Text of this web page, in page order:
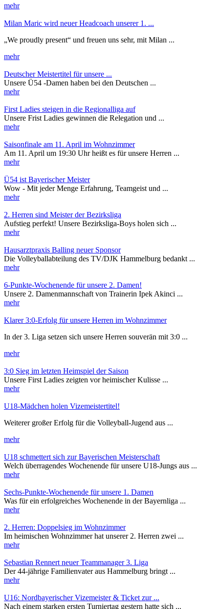
mehr
Milan Maric wird neuer Headcoach unserer 1. ...
„We proudly present“ und freuen uns sehr, mit Milan ...
mehr
Deutscher Meistertitel für unsere ...
Unsere Ü54 -Damen haben bei den Deutschen ...
mehr
First Ladies steigen in die Regionalliga auf
Unsere Frist Ladies gewinnen die Relegation und ...
mehr
Saisonfinale am 11. April im Wohnzimmer
Am 11. April um 19:30 Uhr heißt es für unsere Herren ...
mehr
Ü54 ist Bayerischer Meister
Wow - Mit jeder Menge Erfahrung, Teamgeist und ...
mehr
2. Herren sind Meister der Bezirksliga
Aufstieg perfekt! Unsere Bezirksliga-Boys holen sich ...
mehr
Hausarztpraxis Balling neuer Sponsor
Die Volleyballabteilung des TV/DJK Hammelburg bedankt ...
mehr
6-Punkte-Wochenende für unsere 2. Damen!
Unsere 2. Damenmannschaft von Trainerin Ipek Akinci ...
mehr
Klarer 3:0-Erfolg für unsere Herren im Wohnzimmer
In der 3. Liga setzen sich unsere Herren souverän mit 3:0 ...
mehr
3:0 Sieg im letzten Heimspiel der Saison
Unsere First Ladies zeigten vor heimischer Kulisse ...
mehr
U18-Mädchen holen Vizemeistertitel!
Weiterer großer Erfolg für die Volleyball-Jugend aus ...
mehr
U18 schmettert sich zur Bayerischen Meisterschaft
Welch überragendes Wochenende für unsere U18-Jungs aus ...
mehr
Sechs-Punkte-Wochenende für unsere 1. Damen
Was für ein erfolgreiches Wochenende in der Bayernliga ...
mehr
2. Herren: Doppelsieg im Wohnzimmer
Im heimischen Wohnzimmer hat unserer 2. Herren zwei ...
mehr
Sebastian Rennert neuer Teammanager 3. Liga
Der 44-jährige Familienvater aus Hammelburg bringt ...
mehr
U16: Nordbayerischer Vizemeister & Ticket zur ...
Nach einem starken ersten Turniertag gestern hatte sich ...